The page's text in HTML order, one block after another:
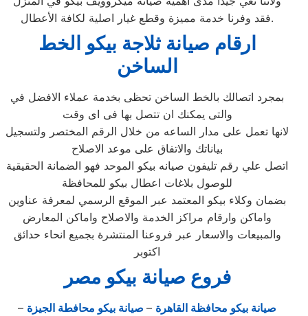
فقد وفرنا خدمة مميزة وقطع غيار اصلية لكافة الأعطال.
ارقام صيانة ثلاجة بيكو الخط
الساخن
بمجرد اتصالك بالخط الساخن تحظى بخدمة عملاء الافضل في
والتى يمكنك ان تتصل بها فى اى وقت
لانها تعمل على مدار الساعه من خلال الرقم المختصر ولتسجيل
بياناتك والاتفاق على موعد الاصلاح
اتصل علي رقم تليفون صيانه بيكو الموحد فهو الضمانة الحقيقية
للوصول بلاغات اعطال بيكو للمحافظة
بضمان وكلاء بيكو المعتمد عبر الموقع الرسمي لمعرفة عناوين
واماكن وارقام مراكز الخدمة والاصلاح واماكن المعارض
والمبيعات والاسعار عبر فروعنا المنتشرة بجميع انحاء حدائق
اكتوبر
فروع صيانة بيكو مصر
صيانة بيكو محافظة القاهرة – صيانة بيكو محافطة الجيزة –